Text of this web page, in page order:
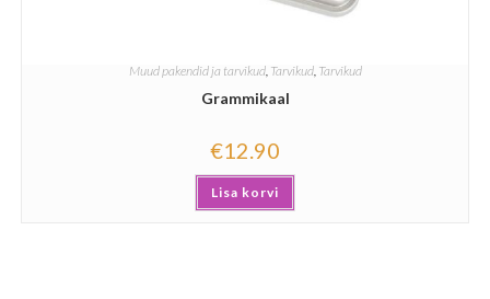
Muud pakendid ja tarvikud, Tarvikud, Tarvikud
Grammikaal
€12.90
Lisa korvi